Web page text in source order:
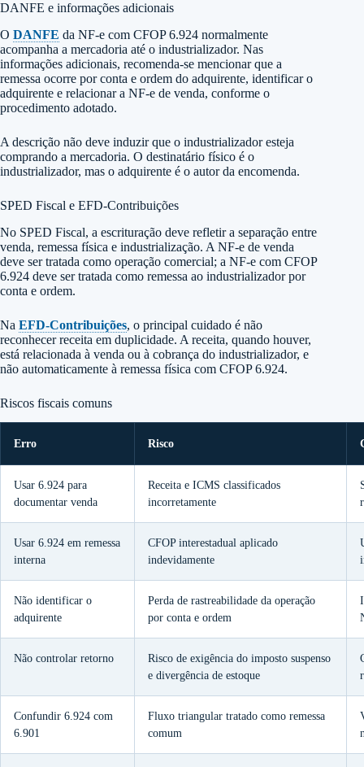
DANFE e informações adicionais
O DANFE da NF-e com CFOP 6.924 normalmente
acompanha a mercadoria até o industrializador. Nas
informações adicionais, recomenda-se mencionar que a
remessa ocorre por conta e ordem do adquirente, identificar o
adquirente e relacionar a NF-e de venda, conforme o
procedimento adotado.
A descrição não deve induzir que o industrializador esteja
comprando a mercadoria. O destinatário físico é o
industrializador, mas o adquirente é o autor da encomenda.
SPED Fiscal e EFD-Contribuições
No SPED Fiscal, a escrituração deve refletir a separação entre
venda, remessa física e industrialização. A NF-e de venda
deve ser tratada como operação comercial; a NF-e com CFOP
6.924 deve ser tratada como remessa ao industrializador por
conta e ordem.
Na EFD-Contribuições, o principal cuidado é não
reconhecer receita em duplicidade. A receita, quando houver,
está relacionada à venda ou à cobrança do industrializador, e
não automaticamente à remessa física com CFOP 6.924.
Riscos fiscais comuns
Erro Risco
Usar 6.924 para
documentar venda
Receita e ICMS classificados
incorretamente
Usar 6.924 em remessa
interna
CFOP interestadual aplicado
indevidamente
Não identificar o
adquirente
Perda de rastreabilidade da operação
por conta e ordem
Não controlar retorno
Risco de exigência do imposto suspenso
e divergência de estoque
Confundir 6.924 com
6.901
Fluxo triangular tratado como remessa
comum